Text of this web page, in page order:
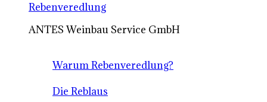
Rebenveredlung
ANTES Weinbau Service GmbH
Warum Rebenveredlung?
Die Reblaus